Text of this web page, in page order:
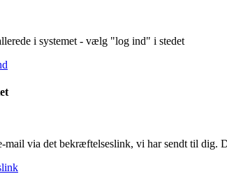
i systemet - vælg "log ind" i stedet
via det bekræftelseslink, vi har sendt til dig.